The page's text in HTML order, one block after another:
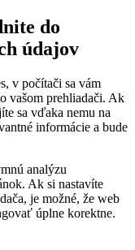
do
údajov
v počítači sa vám
vašom prehliadači. Ak
sa vďaka nemu na
informácie a bude
analýzu
Ak si nastavíte
je možné, že web
úplne korektne.